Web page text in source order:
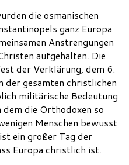
die osmanischen
ganz Europa
Anstrengungen
aufgehalten. Die
der Verklärung, dem 6.
der gesamten christlichen
militärische Bedeutung
dem die Orthodoxen so
Menschen bewusst
ein großer Tag der
Europa christlich ist.